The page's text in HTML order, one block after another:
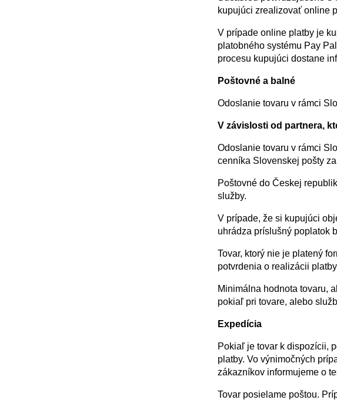
kupujúci zrealizovať online
V prípade online platby je
platobného systému Pay
procesu kupujúci dostane
Poštovné a balné
Odoslanie tovaru v rámci
V závislosti od partnera,
Odoslanie tovaru v rámci
cenníka Slovenskej pošty
Poštovné do Českej
služby.
V prípade, že si kupujúci
uhrádza príslušný poplatok
Tovar, ktorý nie je platený
potvrdenia o realizácii
Minimálna hodnota tovaru,
pokiaľ pri tovare, alebo
Expedícia
Pokiaľ je tovar k dispozícii,
platby. Vo výnimočných
zákazníkov informujeme o
Tovar posielame poštou.